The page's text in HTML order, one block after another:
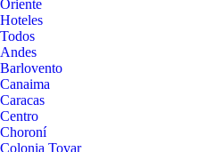
Oriente
Hoteles
Todos
Andes
Barlovento
Canaima
Caracas
Centro
Choroní
Colonia Tovar